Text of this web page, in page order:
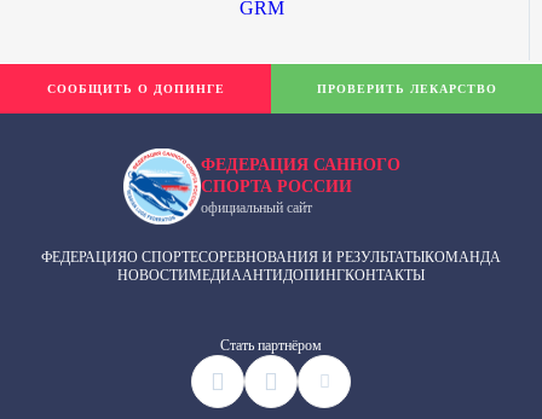
ФЕДЕРАЦИЯ САННОГО
СПОРТА РОССИИ
официальный сайт
ФЕДЕРАЦИЯО СПОРТЕСОРЕВНОВАНИЯ И РЕЗУЛЬТАТЫКОМАНДА
НОВОСТИМЕДИААНТИДОПИНГКОНТАКТЫ
Cтать партнёром
СООБЩИТЬ О ДОПИНГЕ ПРОВЕРИТЬ ЛЕКАРСТВО